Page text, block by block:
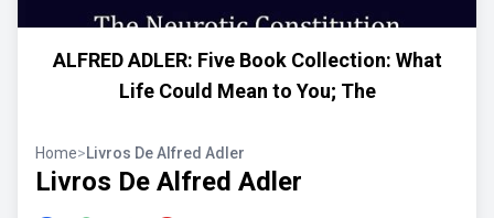
ALFRED ADLER: Five Book Collection: What
Life Could Mean to You; The
Home>Livros De Alfred Adler
Livros De Alfred Adler